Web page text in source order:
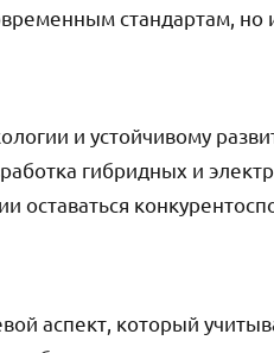
стандартам, но
и устойчивому
гибридных и
оставаться
аспект, который